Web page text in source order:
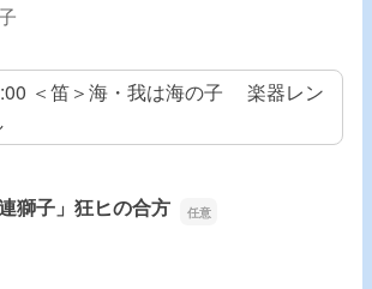
＜笛＞海・我は海の子 楽器レン
獅子」狂ヒの合方